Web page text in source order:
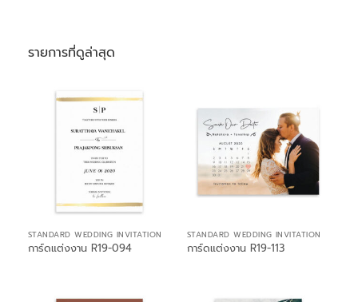
รายการที่ดูล่าสุด
STANDARD WEDDING INVITATION
การ์ดแต่งงาน R19-094
STANDARD WEDDING INVITATION
การ์ดแต่งงาน R19-113